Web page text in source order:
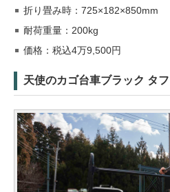
折り畳み時：725×182×850mm
耐荷重量：200kg
価格：税込4万9,500円
天使のカゴ台車ブラック タ